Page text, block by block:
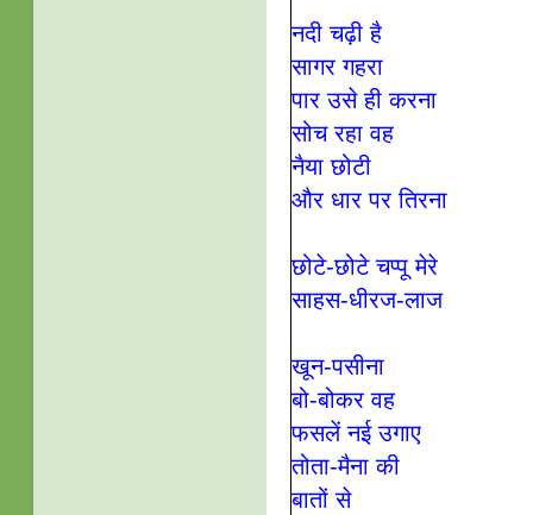
नदी चढ़ी है
सागर गहरा
पार उसे ही करना
सोच रहा वह
नैया छोटी
और धार पर तिरना
छोटे-छोटे चप्पू मेरे
साहस-धीरज-लाज
खून-पसीना
बो-बोकर वह
फसलें नई उगाए
तोता-मैना की
बातों से